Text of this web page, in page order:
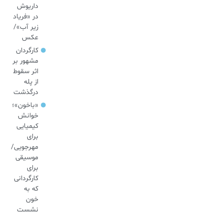
داریوش
در «فریاد
زیر آب»/
عکس
کارگردان
مشهور بر
اثر سقوط
از پله
درگذشت
«باخون»‌؛
خوانش
کیمیایی
برای
مهرجویی/
موسیقی
برای
کارگردانی
که به
خون
نشست